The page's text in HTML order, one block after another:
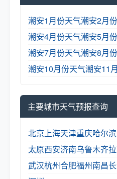
潮安1月份天气潮安2月
潮安4月份天气潮安5月
潮安7月份天气潮安8月
潮安10月份天气潮安11
主要城市天气预报查询
北京 上海天津重庆哈尔滨
太原西安济南乌鲁木齐
武汉杭州合肥福州南昌